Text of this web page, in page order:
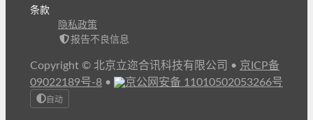
条款
隐私政策
报告不良信息
Copyright © 北京立迩合讯科技有限公司 • 京ICP备
09022189号-8 • 京公网安备 11010502053266号
自动